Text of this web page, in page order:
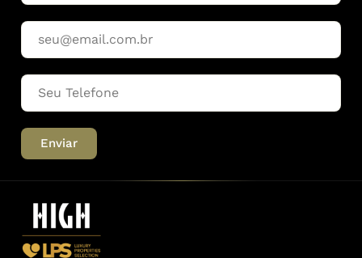
Enviar